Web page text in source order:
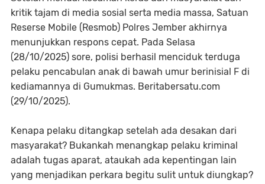
kritik tajam di media sosial serta media massa, Satuan
Reserse Mobile (Resmob) Polres Jember akhirnya
menunjukkan respons cepat. Pada Selasa
(28/10/2025) sore, polisi berhasil menciduk terduga
pelaku pencabulan anak di bawah umur berinisial F di
kediamannya di Gumukmas. Beritabersatu.com
(29/10/2025).
Kenapa pelaku ditangkap setelah ada desakan dari
masyarakat? Bukankah menangkap pelaku kriminal
adalah tugas aparat, ataukah ada kepentingan lain
yang menjadikan perkara begitu sulit untuk diungkap?